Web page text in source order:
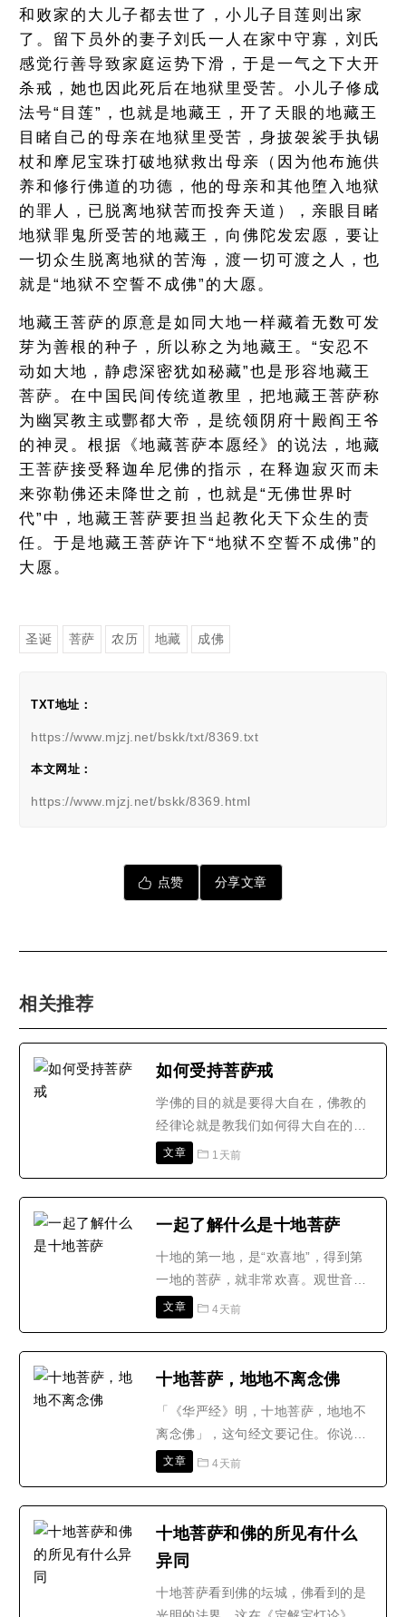
和败家的大儿子都去世了，小儿子目莲则出家
了。留下员外的妻子刘氏一人在家中守寡，刘氏
感觉行善导致家庭运势下滑，于是一气之下大开
杀戒，她也因此死后在地狱里受苦。小儿子修成
法号“目莲”，也就是地藏王，开了天眼的地藏王
目睹自己的母亲在地狱里受苦，身披袈裟手执锡
杖和摩尼宝珠打破地狱救出母亲（因为他布施供
养和修行佛道的功德，他的母亲和其他堕入地狱
的罪人，已脱离地狱苦而投奔天道），亲眼目睹
地狱罪鬼所受苦的地藏王，向佛陀发宏愿，要让
一切众生脱离地狱的苦海，渡一切可渡之人，也
就是“地狱不空誓不成佛”的大愿。
地藏王菩萨的原意是如同大地一样藏着无数可发
芽为善根的种子，所以称之为地藏王。“安忍不
动如大地，静虑深密犹如秘藏”也是形容地藏王
菩萨。在中国民间传统道教里，把地藏王菩萨称
为幽冥教主或酆都大帝，是统领阴府十殿阎王爷
的神灵。根据《地藏菩萨本愿经》的说法，地藏
王菩萨接受释迦牟尼佛的指示，在释迦寂灭而未
来弥勒佛还未降世之前，也就是“无佛世界时
代”中，地藏王菩萨要担当起教化天下众生的责
任。于是地藏王菩萨许下“地狱不空誓不成佛”的
大愿。
圣诞 菩萨 农历 地藏 成佛
TXT地址：
https://www.mjzj.net/bskk/txt/8369.txt
本文网址：
https://www.mjzj.net/bskk/8369.html
点赞 分享文章
相关推荐
如何受持菩萨戒
学佛的目的就是要得大自在，佛教的
经律论就是教我们如何得大自在的方
法。我们常常因为对佛法缺乏正确的
种烦恼，甚至对戒律产生误解，以前
这就与受戒得大自在的初衷相违背
了。如果懂得了佛陀制戒的..
文章 1天前
一起了解什么是十地菩萨
十地的第一地，是“欢喜地”，得到第
一地的菩萨，就非常欢喜。观世音菩
萨在第一地的时候，听见千光王静住
跳到八地“不动地”。所以到八地的菩
到欢喜地这个果位上，一切时一切
处，都欢喜教化众生。..
文章 4天前
十地菩萨，地地不离念佛
「《华严经》明，十地菩萨，地地不
离念佛」，这句经文要记住。你说这
个念佛法门比不上其他法门，为什么
是八万四千法门;登地之后，统统修一
陀佛，《华严经》上说的。怎么知道
念阿弥陀佛?文殊、普贤劝..
文章 4天前
十地菩萨和佛的所见有什么
异同
十地菩萨看到佛的坛城，佛看到的是